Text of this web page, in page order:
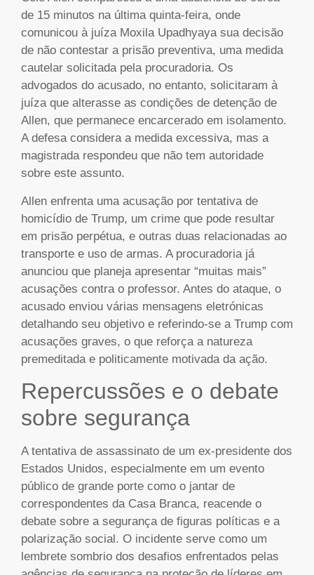
de 15 minutos na última quinta-feira, onde
comunicou à juíza Moxila Upadhyaya sua decisão
de não contestar a prisão preventiva, uma medida
cautelar solicitada pela procuradoria. Os
advogados do acusado, no entanto, solicitaram à
juíza que alterasse as condições de detenção de
Allen, que permanece encarcerado em isolamento.
A defesa considera a medida excessiva, mas a
magistrada respondeu que não tem autoridade
sobre este assunto.
Allen enfrenta uma acusação por tentativa de
homicídio de Trump, um crime que pode resultar
em prisão perpétua, e outras duas relacionadas ao
transporte e uso de armas. A procuradoria já
anunciou que planeja apresentar “muitas mais”
acusações contra o professor. Antes do ataque, o
acusado enviou várias mensagens eletrónicas
detalhando seu objetivo e referindo-se a Trump com
acusações graves, o que reforça a natureza
premeditada e politicamente motivada da ação.
Repercussões e o debate
sobre segurança
A tentativa de assassinato de um ex-presidente dos
Estados Unidos, especialmente em um evento
público de grande porte como o jantar de
correspondentes da Casa Branca, reacende o
debate sobre a segurança de figuras políticas e a
polarização social. O incidente serve como um
lembrete sombrio dos desafios enfrentados pelas